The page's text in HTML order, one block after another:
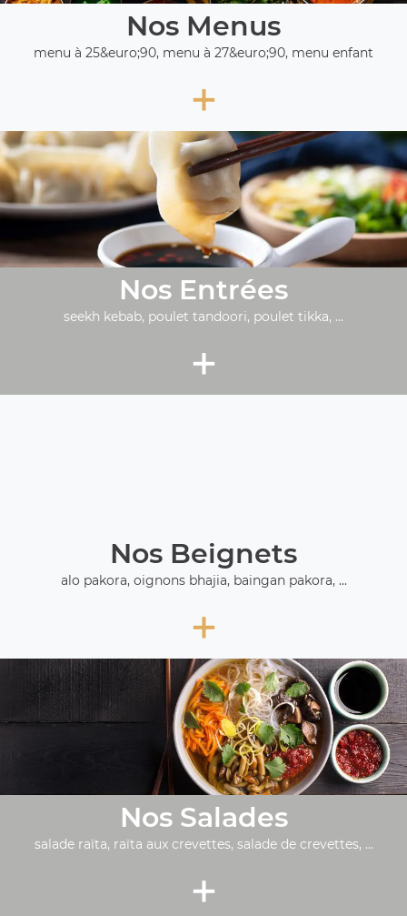
Nos Menus
menu à 25&euro;90, menu à 27&euro;90, menu enfant
+
Nos Entrées
seekh kebab, poulet tandoori, poulet tikka, ...
+
Nos Beignets
alo pakora, oignons bhajia, baingan pakora, ...
+
Nos Salades
salade raïta, raïta aux crevettes, salade de crevettes, ...
+